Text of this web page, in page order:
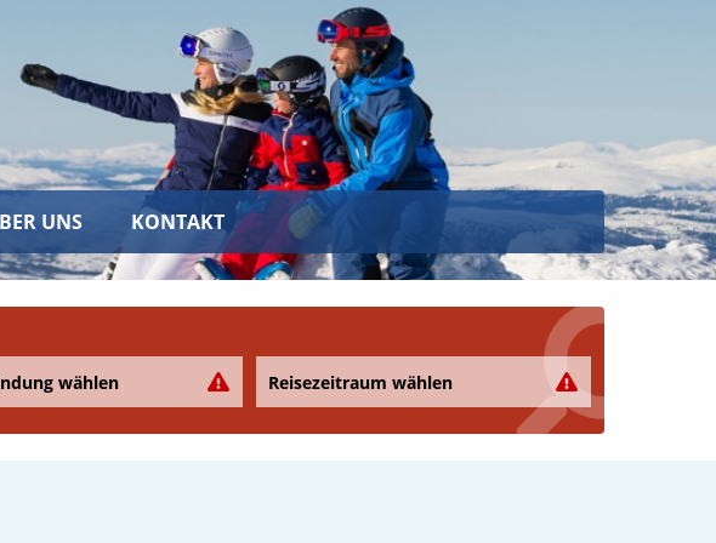
UNS KONTAKT
wählen Reisezeitraum wählen